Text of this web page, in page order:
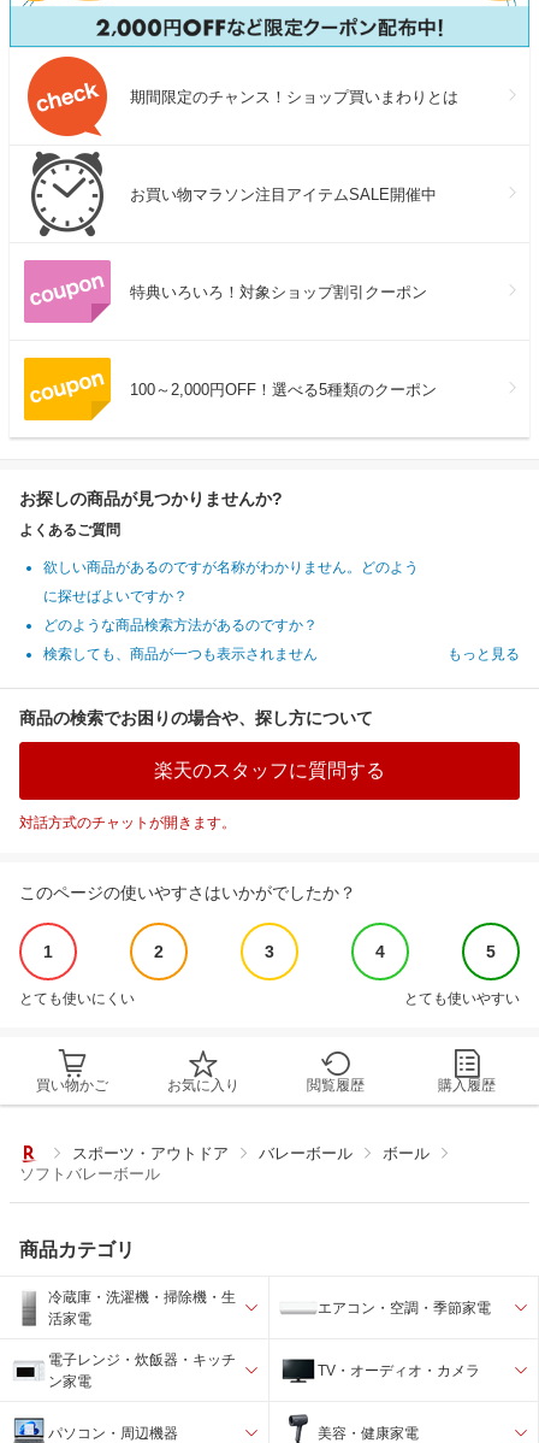
期間限定のチャンス！ショップ買いまわりとは
お買い物マラソン注目アイテムSALE開催中
特典いろいろ！対象ショップ割引クーポン
100～2,000円OFF！選べる5種類のクーポン
お探しの商品が見つかりませんか?
よくあるご質問
欲しい商品があるのですが名称がわかりません。どのよう
に探せばよいですか？
どのような商品検索方法があるのですか？
検索しても、商品が一つも表示されません
もっと見る
商品の検索でお困りの場合や、探し方について
楽天のスタッフに質問する
対話方式のチャットが開きます。
このページの使いやすさはいかがでしたか？
1 2 3 4 5
とても使いにくい とても使いやすい
買い物かご お気に入り 閲覧履歴 購入履歴
スポーツ・アウトドア バレーボール
ボール
ソフトバレーボール
商品カテゴリ
冷蔵庫・洗濯機・掃除機・生
活家電
エアコン・空調・季節家電
電子レンジ・炊飯器・キッチ
ン家電
TV・オーディオ・カメラ
パソコン・周辺機器 美容・健康家電